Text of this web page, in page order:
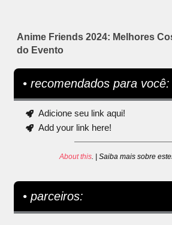
Anime Friends 2024: Melhores
do Evento
• recomendados para você:
Adicione seu link aqui!
Add your link here!
About this. | Saiba mais sobre
• parceiros: